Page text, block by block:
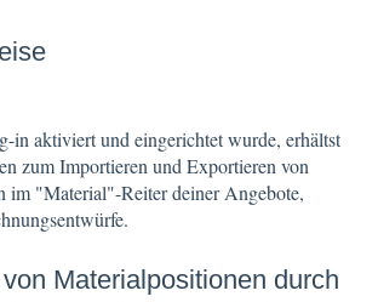
in aktiviert und eingerichtet wurde, erhältst
zum Importieren und Exportieren von
im "Material"-Reiter deiner Angebote,
Materialpositionen durch